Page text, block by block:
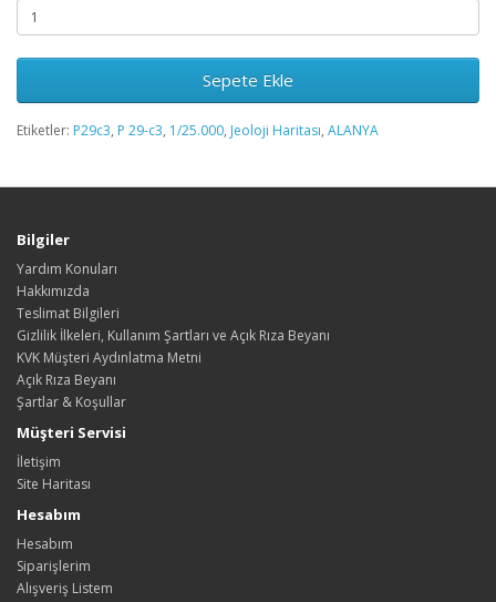
Sepete Ekle
Etiketler: P29c3, P 29-c3, 1/25.000, Jeoloji Haritası, ALANYA
Bilgiler
Yardım Konuları
Hakkımızda
Teslimat Bilgileri
Gizlilik İlkeleri, Kullanım Şartları ve Açık Rıza Beyanı
KVK Müşteri Aydınlatma Metni
Açık Rıza Beyanı
Şartlar & Koşullar
Müşteri Servisi
İletişim
Site Haritası
Hesabım
Hesabım
Siparişlerim
Alışveriş Listem